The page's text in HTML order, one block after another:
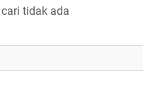
tidak ada